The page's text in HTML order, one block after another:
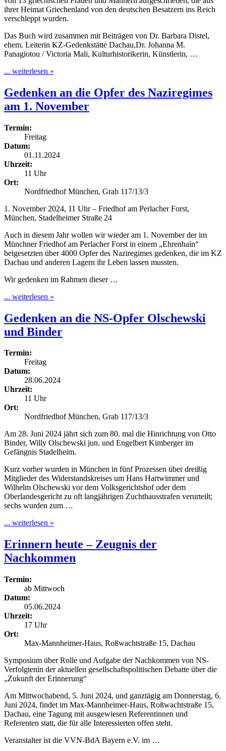
ihrer Heimat Griechenland von den deutschen Besatzern ins Reich
verschleppt wurden.
Das Buch wird zusammen mit Beiträgen von Dr. Barbara Distel,
ehem. Leiterin KZ-Gedenkstätte Dachau,Dr. Johanna M.
Panagiotou / Victoria Mali, Kulturhistorikerin, Künstlerin, …
... weiterlesen »
Gedenken an die Opfer des Naziregimes
am 1. November
Termin:
Freitag
Datum:
01.11.2024
Uhrzeit:
11 Uhr
Ort:
Nordfriedhof München, Grab 117/13/3
1. November 2024, 11 Uhr – Friedhof am Perlacher Forst,
München, Stadelheimer Straße 24
Auch in diesem Jahr wollen wir wieder am 1. November der im
Münchner Friedhof am Perlacher Forst in einem „Ehrenhain“
beigesetzten über 4000 Opfer des Naziregimes gedenken, die im KZ
Dachau und anderen Lagern ihr Leben lassen mussten.
Wir gedenken im Rahmen dieser …
... weiterlesen »
Gedenken an die NS-Opfer Olschewski
und Binder
Termin:
Freitag
Datum:
28.06.2024
Uhrzeit:
11 Uhr
Ort:
Nordfriedhof München, Grab 117/13/3
Am 28. Juni 2024 jährt sich zum 80. mal die Hinrichtung von Otto
Binder, Willy Olschewski jun. und Engelbert Kimberger im
Gefängnis Stadelheim.
Kurz vorher wurden in München in fünf Prozessen über dreißig
Mitglieder des Widerstandskreises um Hans Hartwimmer und
Wilhelm Olschewski vor dem Volksgerichtshof oder dem
Oberlandesgericht zu oft langjährigen Zuchthausstrafen verurteilt;
sechs wurden zum …
... weiterlesen »
Erinnern heute – Zeugnis der
Nachkommen
Termin:
ab Mittwoch
Datum:
05.06.2024
Uhrzeit:
17 Uhr
Ort:
Max-Mannheimer-Haus, Roßwachtstraße 15, Dachau
Symposium über Rolle und Aufgabe der Nachkommen von NS-
Verfolgtenin der aktuellen gesellschaftspolitischen Debatte über die
„Zukunft der Erinnerung“
Am Mittwochabend, 5. Juni 2024, und ganztägig am Donnerstag, 6.
Juni 2024, findet im Max-Mannheimer-Haus, Roßwachtstraße 15,
Dachau, eine Tagung mit ausgewiesen Referentinnen und
Referenten statt, die für alle Interessierten offen steht.
Veranstalter ist die VVN-BdA Bayern e.V. im …